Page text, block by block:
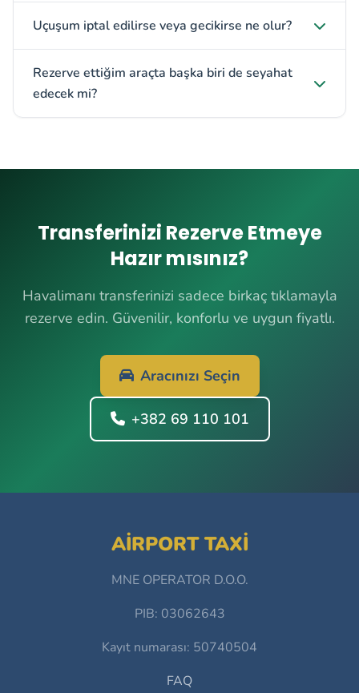
Uçuşum iptal edilirse veya gecikirse ne olur?
Rezerve ettiğim araçta başka biri de seyahat
edecek mi?
Transferinizi Rezerve Etmeye
Hazır mısınız?
Havalimanı transferinizi sadece birkaç tıklamayla
rezerve edin. Güvenilir, konforlu ve uygun fiyatlı.
Aracınızı Seçin
+382 69 110 101
AIRPORT TAXI
MNE OPERATOR D.O.O.
PIB: 03062643
Kayıt numarası: 50740504
FAQ